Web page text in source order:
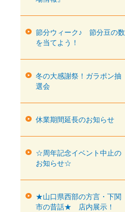
節分ウィーク♪ 節分豆の数
を当てよう！
冬の大感謝祭！ガラポン抽
選会
休業期間延長のお知らせ
☆周年記念イベント中止の
お知らせ☆
★山口県西部の方言・下関
市の昔話★ 店内展示！